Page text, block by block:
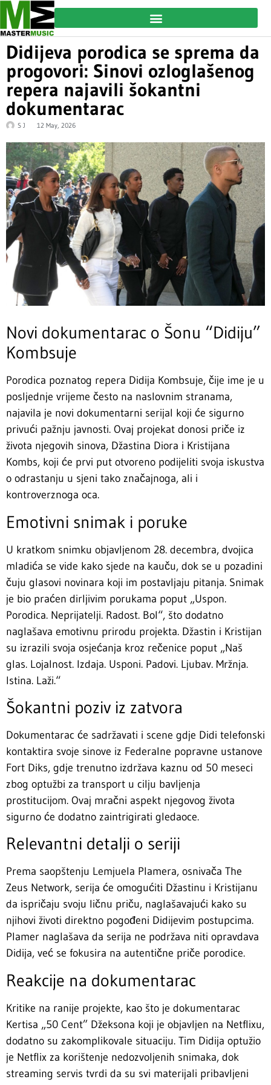
Didijeva porodica se sprema da
progovori: Sinovi ozloglašenog
repera najavili šokantni
dokumentarac
S J 12 May, 2026
Novi dokumentarac o Šonu “Didiju”
Kombsuje
Porodica poznatog repera Didija Kombsuje, čije ime je u
posljednje vrijeme često na naslovnim stranama,
najavila je novi dokumentarni serijal koji će sigurno
privući pažnju javnosti. Ovaj projekat donosi priče iz
života njegovih sinova, Džastina Diora i Kristijana
Kombs, koji će prvi put otvoreno podijeliti svoja iskustva
o odrastanju u sjeni tako značajnoga, ali i
kontroverznoga oca.
Emotivni snimak i poruke
U kratkom snimku objavljenom 28. decembra, dvojica
mladića se vide kako sjede na kauču, dok se u pozadini
čuju glasovi novinara koji im postavljaju pitanja. Snimak
je bio praćen dirljivim porukama poput „Uspon.
Porodica. Neprijatelji. Radost. Bol“, što dodatno
naglašava emotivnu prirodu projekta. Džastin i Kristijan
su izrazili svoja osjećanja kroz rečenice poput „Naš
glas. Lojalnost. Izdaja. Usponi. Padovi. Ljubav. Mržnja.
Istina. Laži.“
Šokantni poziv iz zatvora
Dokumentarac će sadržavati i scene gdje Didi telefonski
kontaktira svoje sinove iz Federalne popravne ustanove
Fort Diks, gdje trenutno izdržava kaznu od 50 meseci
zbog optužbi za transport u cilju bavljenja
prostitucijom. Ovaj mračni aspekt njegovog života
sigurno će dodatno zaintrigirati gledaoce.
Relevantni detalji o seriji
Prema saopštenju Lemjuela Plamera, osnivača The
Zeus Network, serija će omogućiti Džastinu i Kristijanu
da ispričaju svoju ličnu priču, naglašavajući kako su
njihovi životi direktno pogođeni Didijevim postupcima.
Plamer naglašava da serija ne podržava niti opravdava
Didija, već se fokusira na autentične priče porodice.
Reakcije na dokumentarac
Kritike na ranije projekte, kao što je dokumentarac
Kertisa „50 Cent” Džeksona koji je objavljen na Netflixu,
dodatno su zakomplikovale situaciju. Tim Didija optužio
je Netflix za korištenje nedozvoljenih snimaka, dok
streaming servis tvrdi da su svi materijali pribavljeni